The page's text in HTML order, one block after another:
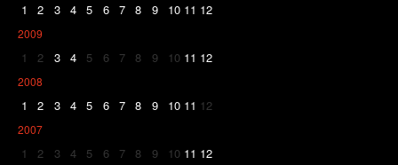
1 2 3 4 5 6 7 8 9 10 11 12
2009
1 2 3 4 5 6 7 8 9 10 11 12
2008
1 2 3 4 5 6 7 8 9 10 11 12
2007
1 2 3 4 5 6 7 8 9 10 11 12